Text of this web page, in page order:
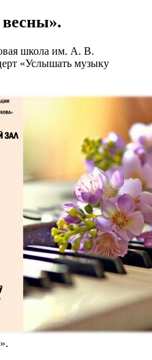
школа им. А. В.
«Услышать музыку